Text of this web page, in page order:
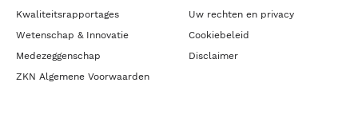
Kwaliteitsrapportages
Wetenschap & Innovatie
Medezeggenschap
ZKN Algemene Voorwaarden
Uw rechten en privacy
Cookiebeleid
Disclaimer